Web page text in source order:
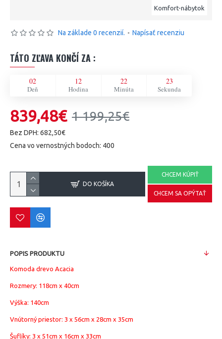
Komfort-nábytok
Na základe 0 recenzií. - Napísať recenziu
TÁTO ZĽAVA KONČÍ ZA :
02
Deň
12
Hodina
22
Minúta
23
Sekunda
839,48€ 1 199,25€
Bez DPH: 682,50€
Cena vo vernostných bodoch: 400
DO KOŠÍKA
CHCEM KÚPIŤ
CHCEM SA OPÝTAŤ
POPIS PRODUKTU
Komoda drevo Acacia
Rozmery: 118cm x 40cm
Výška: 140cm
Vnútorný priestor: 3 x 56cm x 28cm x 35cm
Šuflíky: 3 x 51cm x 16cm x 33cm